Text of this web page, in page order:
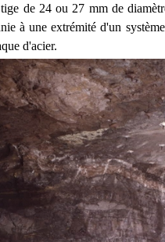
de 24 ou 27 mm de
à une extrémité d'un
d'acier.